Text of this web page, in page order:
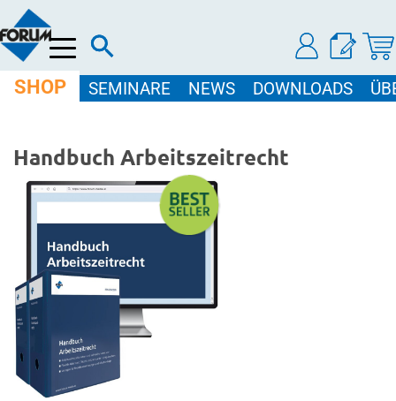
Menü
SHOP SEMINARE NEWS DOWNLOADS
Handbuch Arbeitszeitrecht